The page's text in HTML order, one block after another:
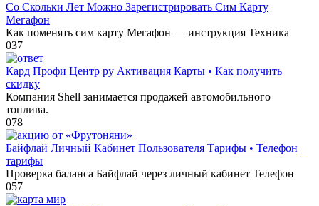
Со Скольки Лет Можно Зарегистрировать Сим Карту
Мегафон
Как поменять сим карту Мегафон — инструкция Техника
037
Кард Профи Центр ру Активация Карты • Как получить
скидку
Компания Shell занимается продажей автомобильного
топлива.
078
Байфлай Личный Кабинет Пользователя Тарифы • Телефон
тарифы
Проверка баланса Байфлай через личный кабинет Телефон
057